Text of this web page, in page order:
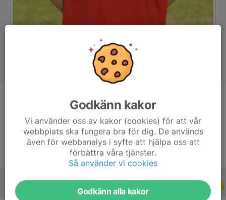
-
Ålder
13 år
ALLA SERIER ALLA ÅR
Godkänn kakor
Vi använder oss av kakor (cookies) för att vår
webbplats ska fungera bra för dig. De används
även för webbanalys i syfte att hjälpa oss att
förbättra våra tjänster.
Så använder vi cookies
Godkänn alla kakor